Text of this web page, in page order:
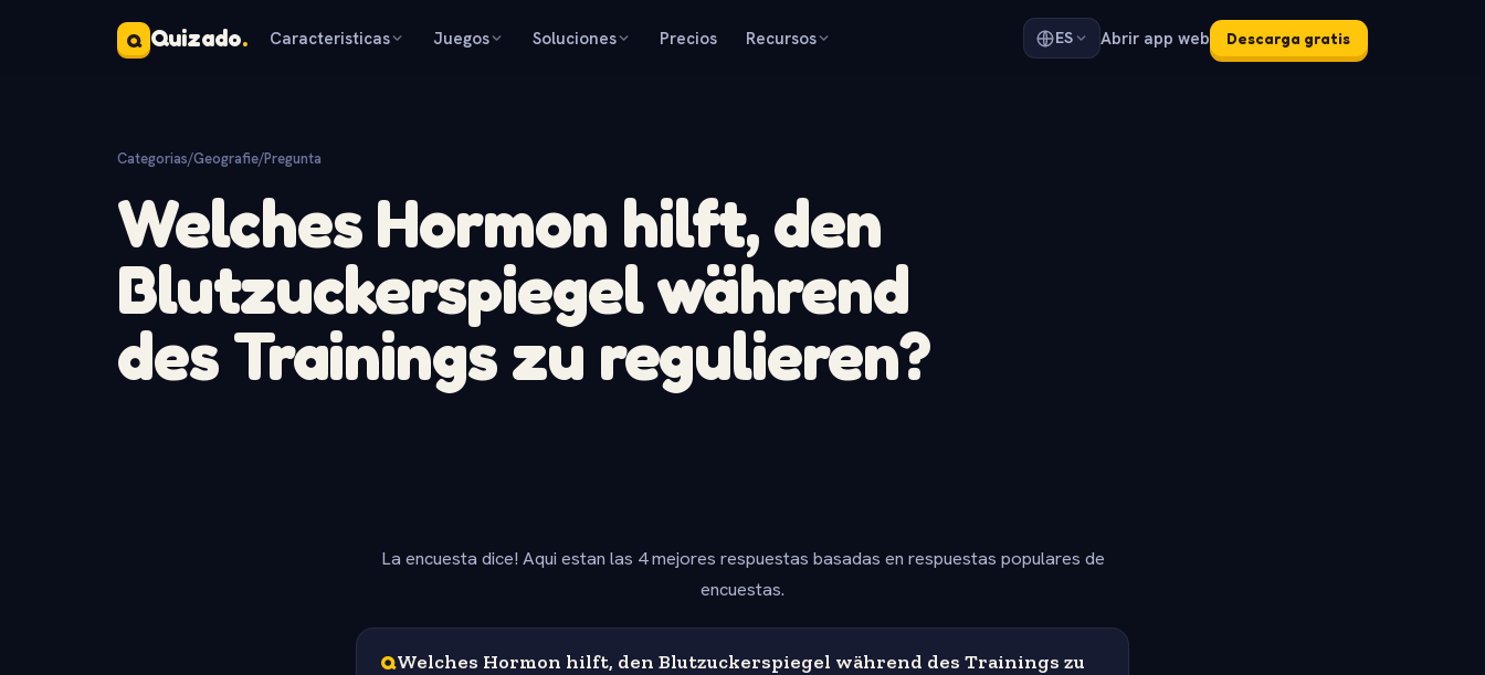
Q Quizado. Caracteristicas Juegos Soluciones Precios Recursos ES Abrir app web Descarga gratis
Categorias/Geografie/Pregunta
Welches Hormon hilft, den
Blutzuckerspiegel während
des Trainings zu regulieren?
La encuesta dice! Aqui estan las 4 mejores respuestas basadas en respuestas populares de
encuestas.
QWelches Hormon hilft, den Blutzuckerspiegel während des Trainings zu